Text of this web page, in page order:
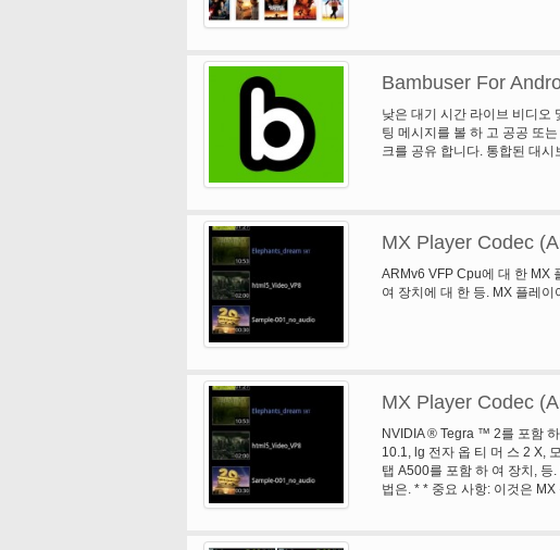
Bambuser For
낮은 대기 시간 라이브 비디오
팅 메시지를 볼 하 고 공공 또
크를 공유 합니다. 통합된 대
MX Player Codec
ARMv6 VFP Cpu에 대 한 MX
여 장치에 대 한 등. MX 플레
MX Player Codec
NVIDIA ® Tegra ™ 2를 포함
10.1, lg 전자 옵 티 머 스 2 X,
탭 A500를 포함 하 여 장치,
법은. * * 중요 사항: 이것은